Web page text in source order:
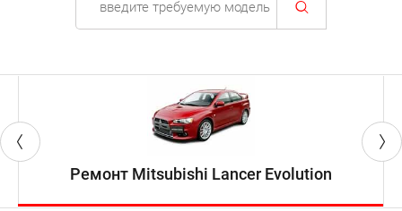
Ремонт Mitsubishi Lancer Evolution